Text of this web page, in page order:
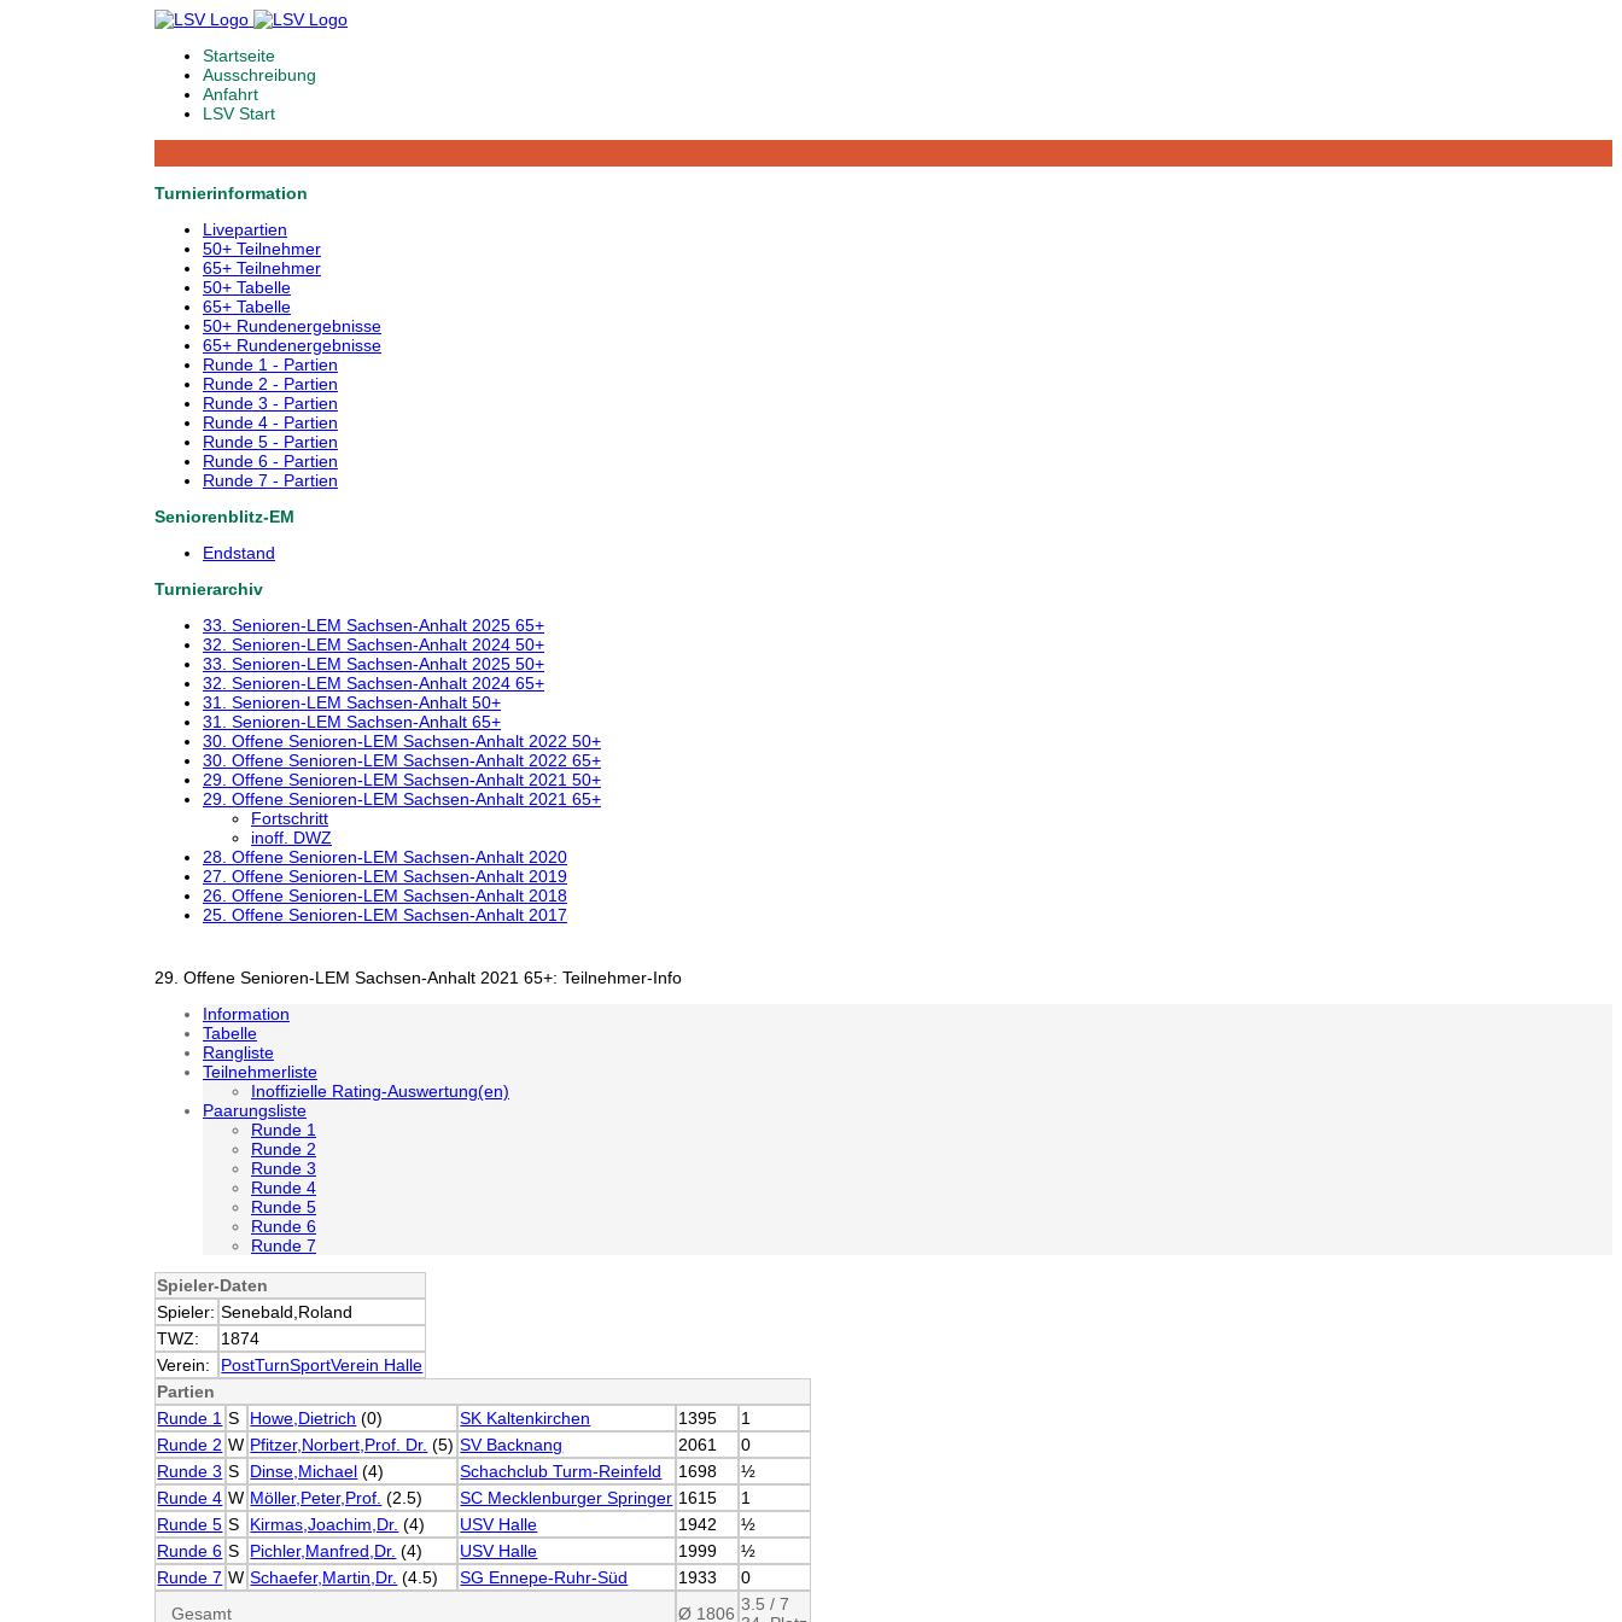
Startseite
Ausschreibung
Anfahrt
LSV Start
Turnierinformation
Livepartien
50+ Teilnehmer
65+ Teilnehmer
50+ Tabelle
65+ Tabelle
50+ Rundenergebnisse
65+ Rundenergebnisse
Runde 1 - Partien
Runde 2 - Partien
Runde 3 - Partien
Runde 4 - Partien
Runde 5 - Partien
Runde 6 - Partien
Runde 7 - Partien
Seniorenblitz-EM
Endstand
Turnierarchiv
33. Senioren-LEM Sachsen-Anhalt 2025 65+
32. Senioren-LEM Sachsen-Anhalt 2024 50+
33. Senioren-LEM Sachsen-Anhalt 2025 50+
32. Senioren-LEM Sachsen-Anhalt 2024 65+
31. Senioren-LEM Sachsen-Anhalt 50+
31. Senioren-LEM Sachsen-Anhalt 65+
30. Offene Senioren-LEM Sachsen-Anhalt 2022 50+
30. Offene Senioren-LEM Sachsen-Anhalt 2022 65+
29. Offene Senioren-LEM Sachsen-Anhalt 2021 50+
29. Offene Senioren-LEM Sachsen-Anhalt 2021 65+
Fortschritt
inoff. DWZ
28. Offene Senioren-LEM Sachsen-Anhalt 2020
27. Offene Senioren-LEM Sachsen-Anhalt 2019
26. Offene Senioren-LEM Sachsen-Anhalt 2018
25. Offene Senioren-LEM Sachsen-Anhalt 2017
29. Offene Senioren-LEM Sachsen-Anhalt 2021 65+: Teilnehmer-Info
Information
Tabelle
Rangliste
Teilnehmerliste
Inoffizielle Rating-Auswertung(en)
Paarungsliste
Runde 1
Runde 2
Runde 3
Runde 4
Runde 5
Runde 6
Runde 7
Spieler-Daten
Spieler: Senebald,Roland
TWZ:
1874
Verein:
PostTurnSportVerein Halle
Partien
Runde 1 S Howe,Dietrich (0) SK Kaltenkirchen 1395
1
Runde 2 W Pfitzer,Norbert,Prof. Dr. (5) SV Backnang 2061
0
Runde 3 S Dinse,Michael (4) Schachclub Turm-Reinfeld 1698
½
Runde 4 W Möller,Peter,Prof. (2.5) SC Mecklenburger Springer 1615
1
Runde 5 S Kirmas,Joachim,Dr. (4) USV Halle 1942
½
Runde 6 S Pichler,Manfred,Dr. (4) USV Halle 1999
½
Runde 7 W Schaefer,Martin,Dr. (4.5) SG Ennepe-Ruhr-Süd 1933
0
Gesamt
Ø 1806 3.5 / 7